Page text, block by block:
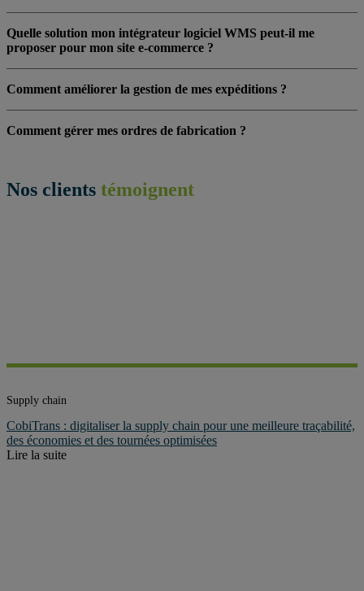
Quelle solution mon intégrateur logiciel WMS peut-il me
proposer pour mon site e-commerce ?
Comment améliorer la gestion de mes expéditions ?
Comment gérer mes ordres de fabrication ?
Nos clients témoignent
Supply chain
CobiTrans : digitaliser la supply chain pour une meilleure traçabilité,
des économies et des tournées optimisées
Lire la suite